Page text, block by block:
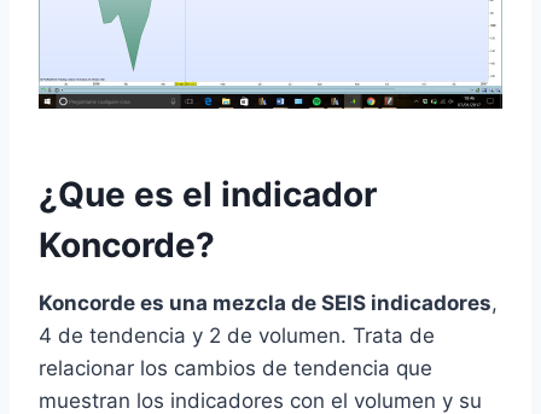
¿Que es el indicador
Koncorde?
Koncorde es una mezcla de SEIS indicadores,
4 de tendencia y 2 de volumen. Trata de
relacionar los cambios de tendencia que
muestran los indicadores con el volumen y su